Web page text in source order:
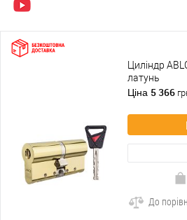
Циліндр
латунь
Ціна 5 366
До